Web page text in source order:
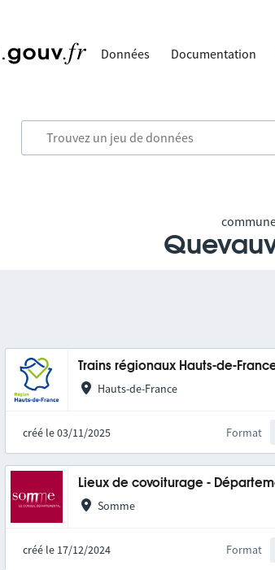
Données Documentation
Trains régionaux Hauts-de-
Hauts-de-France
créé le 03/11/2025 Format
Lieux de covoiturage -
Somme
créé le 17/12/2024 Format